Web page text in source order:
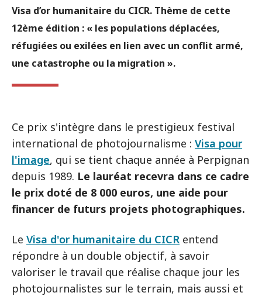
Visa d’or humanitaire du CICR. Thème de cette
12ème édition : « les populations déplacées,
réfugiées ou exilées en lien avec un conflit armé,
une catastrophe ou la migration ».
Ce prix s'intègre dans le prestigieux festival
international de photojournalisme : Visa pour
l'image, qui se tient chaque année à Perpignan
depuis 1989. Le lauréat recevra dans ce cadre
le prix doté de 8 000 euros, une aide pour
financer de futurs projets photographiques.
Le Visa d'or humanitaire du CICR entend
répondre à un double objectif, à savoir
valoriser le travail que réalise chaque jour les
photojournalistes sur le terrain, mais aussi et